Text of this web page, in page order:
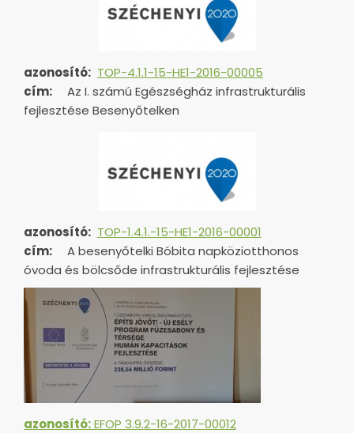
azonosító: TOP-4.1.1-15-HE1-2016-00005
cím:
Az I. számú Egészségház infrastrukturális
fejlesztése Besenyőtelken
azonosító: TOP-1.4.1.-15-HE1-2016-00001
cím:
A besenyőtelki Bóbita napköziotthonos
óvoda és bölcsőde infrastrukturális fejlesztése
azonosító:EFOP 3.9.2-16-2017-00012